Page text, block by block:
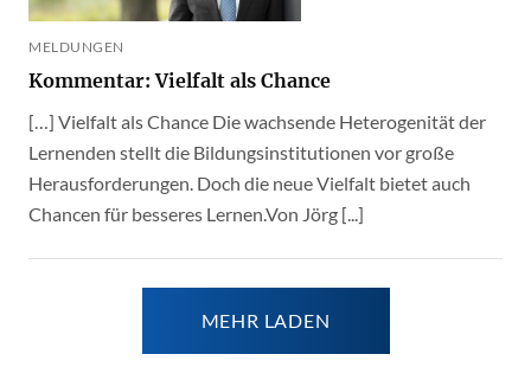
MELDUNGEN
Kommentar: Vielfalt als Chance
[…] Vielfalt als Chance Die wachsende Heterogenität der
Lernenden stellt die Bildungsinstitutionen vor große
Herausforderungen. Doch die neue Vielfalt bietet auch
Chancen für besseres Lernen.Von Jörg [...]
MEHR LADEN